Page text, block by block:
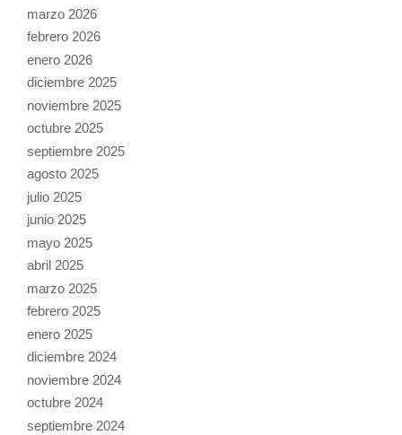
marzo 2026
febrero 2026
enero 2026
diciembre 2025
noviembre 2025
octubre 2025
septiembre 2025
agosto 2025
julio 2025
junio 2025
mayo 2025
abril 2025
marzo 2025
febrero 2025
enero 2025
diciembre 2024
noviembre 2024
octubre 2024
septiembre 2024